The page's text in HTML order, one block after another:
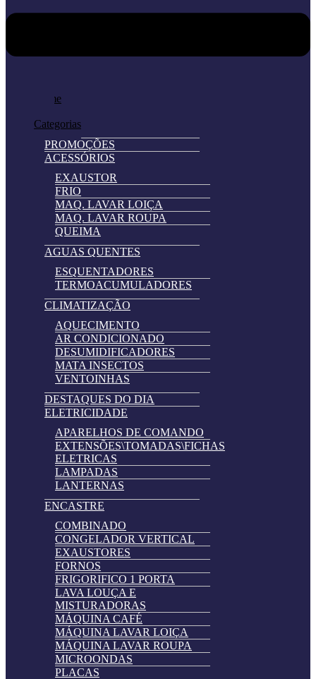
Home
Categorias
PROMOÇÕES
ACESSÓRIOS
EXAUSTOR
FRIO
MAQ. LAVAR LOIÇA
MAQ. LAVAR ROUPA
QUEIMA
AGUAS QUENTES
ESQUENTADORES
TERMOACUMULADORES
CLIMATIZAÇÃO
AQUECIMENTO
AR CONDICIONADO
DESUMIDIFICADORES
MATA INSECTOS
VENTOINHAS
DESTAQUES DO DIA
ELETRICIDADE
APARELHOS DE COMANDO
EXTENSÕES\TOMADAS\FICHAS
ELETRICAS
LAMPADAS
LANTERNAS
ENCASTRE
COMBINADO
CONGELADOR VERTICAL
EXAUSTORES
FORNOS
FRIGORIFICO 1 PORTA
LAVA LOUÇA E
MISTURADORAS
MÁQUINA CAFÉ
MÁQUINA LAVAR LOIÇA
MÁQUINA LAVAR ROUPA
MICROONDAS
PLACAS